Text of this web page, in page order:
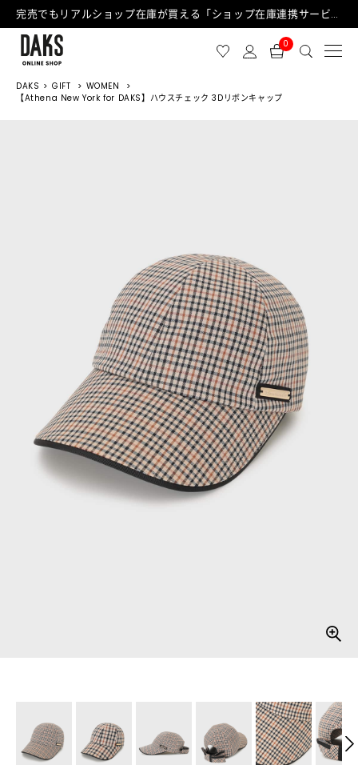
完売でもリアルショップ在庫が買える「ショップ在庫連携サービス」が日中もご利用可能になりました！
0
DAKS GIFT
WOMEN
【Athena New York for DAKS】ハウスチェック 3Dリボンキャップ